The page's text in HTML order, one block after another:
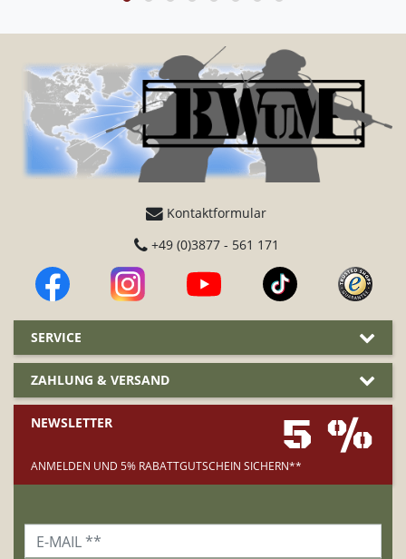
Kontaktformular
+49 (0)3877 - 561 171
SERVICE
ZAHLUNG & VERSAND
NEWSLETTER 5 %
ANMELDEN UND 5% RABATTGUTSCHEIN SICHERN**